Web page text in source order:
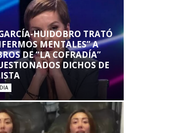
HUIDOBRO TRATÓ
MENTALES” A
DE “LA COFRADÍA”
DICHOS DE